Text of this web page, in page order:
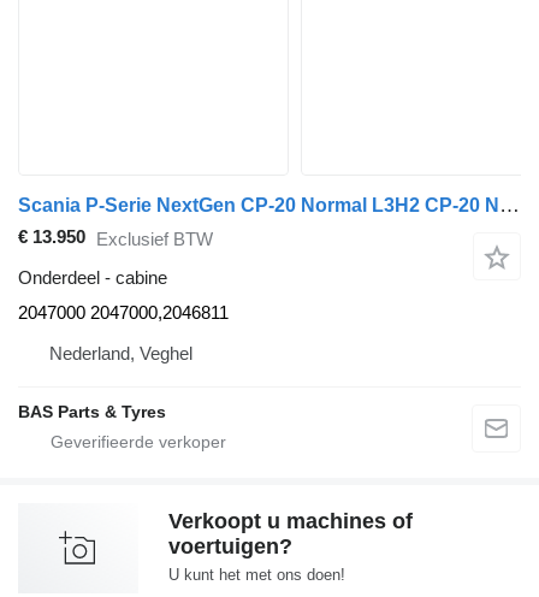
Scania P-Serie NextGen CP-20 Normal L3H2 CP-20 Normal L3H2 2047000 cabine voor Scania P-Serie NextGen vrachtwagen
€ 13.950 Exclusief BTW
Onderdeel - cabine
2047000 2047000,2046811
Nederland, Veghel
BAS Parts & Tyres
Verkoopt u machines of
voertuigen?
U kunt het met ons doen!